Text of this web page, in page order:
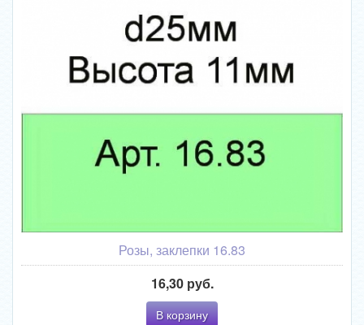
Розы, заклепки 16.83
16,30 руб.
В корзину